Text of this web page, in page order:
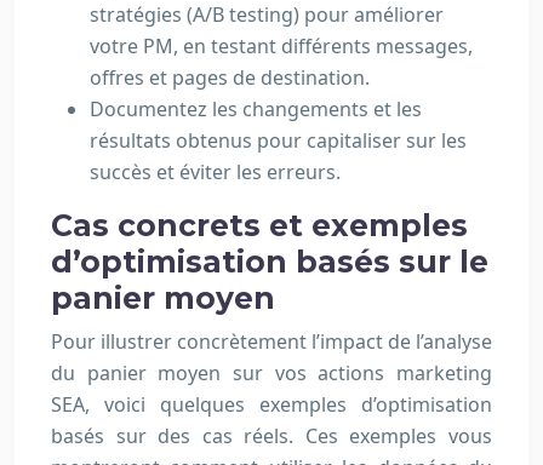
stratégies (A/B testing) pour améliorer
votre PM, en testant différents messages,
offres et pages de destination.
Documentez les changements et les
résultats obtenus pour capitaliser sur les
succès et éviter les erreurs.
Cas concrets et exemples
d’optimisation basés sur le
panier moyen
Pour illustrer concrètement l’impact de l’analyse
du panier moyen sur vos actions marketing
SEA, voici quelques exemples d’optimisation
basés sur des cas réels. Ces exemples vous